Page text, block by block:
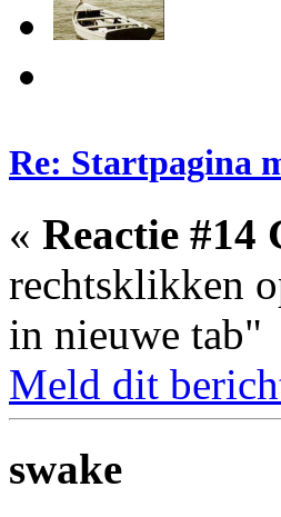
Re: Startpagina
« Reactie #14
rechtsklikken
in nieuwe tab"
Meld dit
swake